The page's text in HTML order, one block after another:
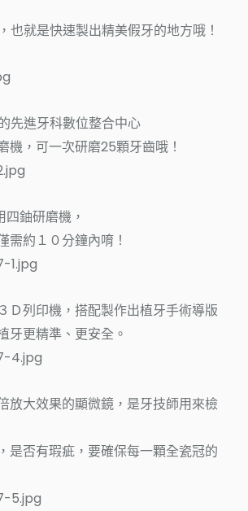
也就是快速製出精美假牙的地方哦！
先進牙科數位整合中心
機，可一次研磨25顆牙齒哦！
鈾研磨機，
需約１０分鐘內唷！
Ｄ列印機，搭配製作出植牙手術導版
牙更精準、更安全。
放大效果的顯微鏡，是牙技師用來檢
是否有瑕疵，要確保每一顆全瓷冠的